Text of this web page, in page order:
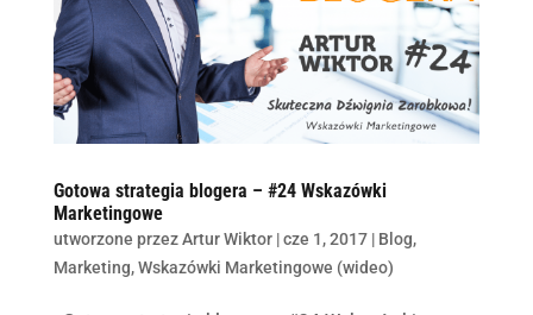
Gotowa strategia blogera – #24 Wskazówki
Marketingowe
utworzone przezArtur Wiktor|cze 1, 2017| Blog,
Marketing,Wskazówki Marketingowe (wideo)